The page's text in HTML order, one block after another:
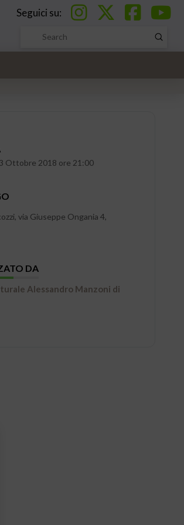
Seguici su:
Search
Submit
Ottobre 2018 ore 21:00
via Giuseppe Ongania 4,
DA
Alessandro Manzoni di